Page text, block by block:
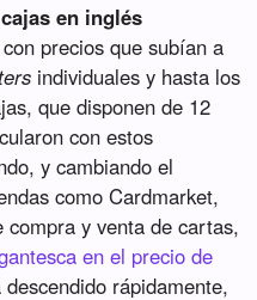
en inglés
precios que subían a
individuales y hasta los
que disponen de 12
con estos
y cambiando el
como Cardmarket,
y venta de cartas,
en el precio de
rápidamente,